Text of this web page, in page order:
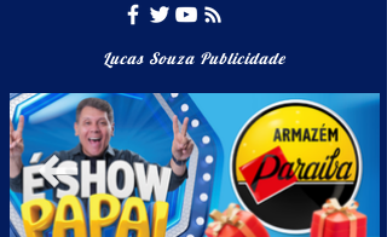
Lucas Souza Publicidade